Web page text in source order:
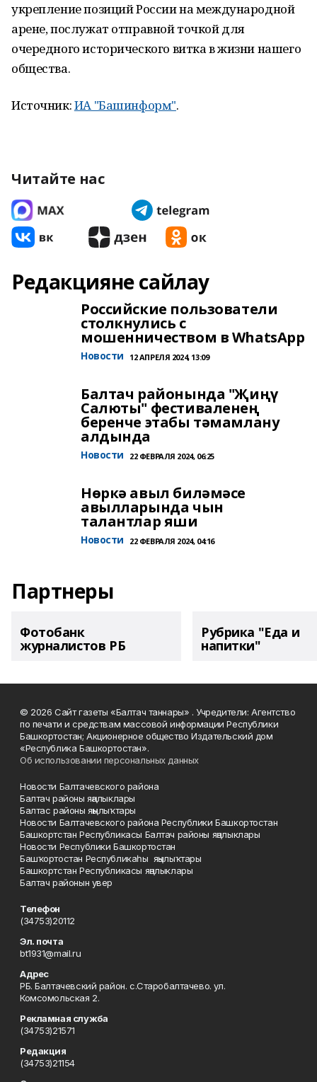
укрепление позиций России на международной
арене, послужат отправной точкой для
очередного исторического витка в жизни нашего
общества.
Источник:ИА "Башинформ".
Читайте нас
Редакцияне сайлау
Российские пользователи
столкнулись с
мошенничеством в WhatsApp
Новости 12 АПРЕЛЯ 2024, 13:09
Балтач районында "Җиңү
Салюты" фестиваленең
беренче этабы тәмамлану
алдында
Новости 22 ФЕВРАЛЯ 2024, 06:25
Нөркә авыл биләмәсе
авылларында чын
талантлар яши
Новости 22 ФЕВРАЛЯ 2024, 04:16
Партнеры
Фотобанк
журналистов РБ
Рубрика "Еда и
напитки"
© 2026 Сайт газеты «Балтач таннары» . Учредители: Агентство
по печати и средствам массовой информации Республики
Башкортостан; Акционерное общество Издательский дом
«Республика Башкортостан».
Об использовании персональных данных
Новости Балтачевского района
Балтач районы яңалыклары
Балтас районы яңылыҡтары
Новости Балтачевского района Республики Башкортостан
Башкортстан Республикасы Балтач районы яңалыклары
Новости Республики Башкортостан
Башҡортостан Республикаһы яңылыҡтары
Башкортстан Республикасы яңалыклары
Балтач районын увер
Телефон
(34753)20112
Эл. почта
bt1931@mail.ru
Адрес
РБ. Балтачевский район. с.Старобалтачево. ул.
Комсомольская 2.
Рекламная служба
(34753)21571
Редакция
(34753)21154